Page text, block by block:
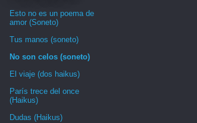
Esto no es un poema de
amor (Soneto)
Tus manos (soneto)
No son celos (soneto)
El viaje (dos haikus)
París trece del once
(Haikus)
Dudas (Haikus)